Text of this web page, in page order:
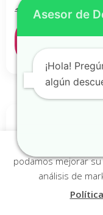
115,00 € Desde
Seleccionar
opciones
Esta página
podamos mejorar
análisis de
Asesor de
¡Hola!
algún